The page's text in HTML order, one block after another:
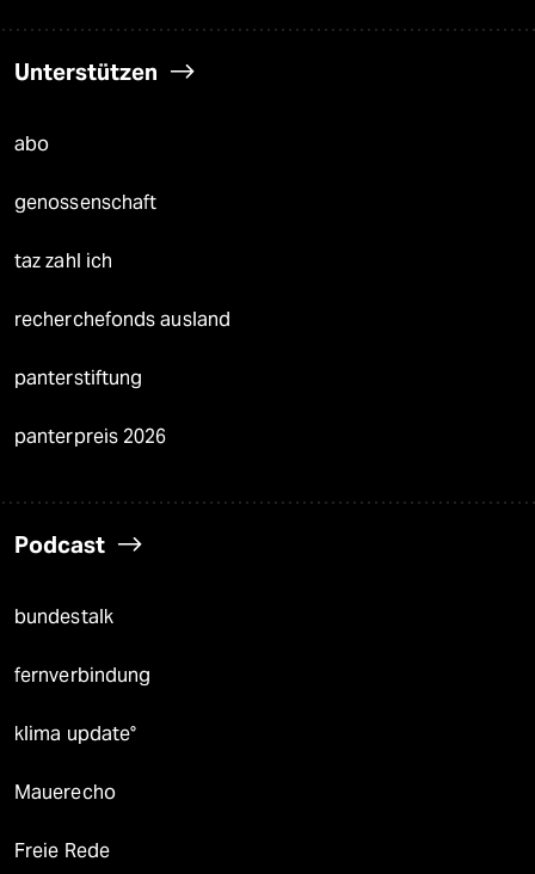
Unterstützen
abo
genossenschaft
taz zahl ich
recherchefonds ausland
panterstiftung
panterpreis 2026
Podcast
bundestalk
fernverbindung
klima update°
Mauerecho
Freie Rede